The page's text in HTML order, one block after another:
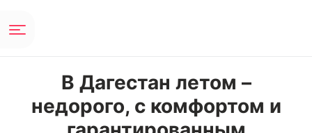
В Дагестан летом –
недорого, с комфортом и